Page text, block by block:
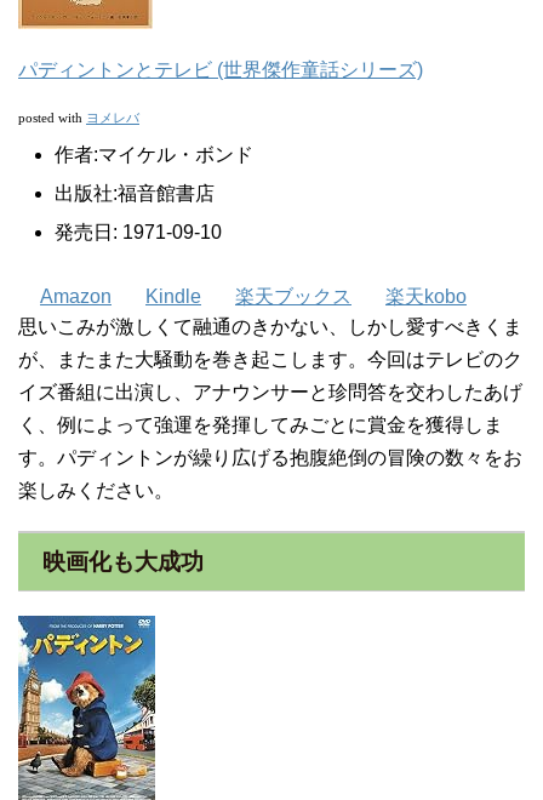
パディントンとテレビ (世界傑作童話シリーズ)
posted with ヨメレバ
作者:マイケル・ボンド
出版社:福音館書店
発売日: 1971-09-10
Amazon Kindle 楽天ブックス
楽天kobo
思いこみが激しくて融通のきかない、しかし愛すべきくま
が、またまた大騒動を巻き起こします。今回はテレビのク
イズ番組に出演し、アナウンサーと珍問答を交わしたあげ
く、例によって強運を発揮してみごとに賞金を獲得しま
す。パディントンが繰り広げる抱腹絶倒の冒険の数々をお
楽しみください。
映画化も大成功